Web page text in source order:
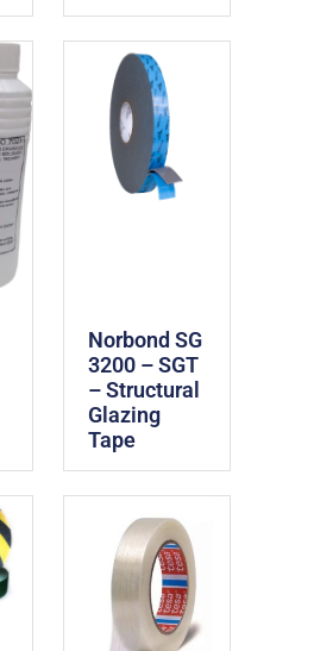
Norbond SG
3200 – SGT
– Structural
Glazing
Tape